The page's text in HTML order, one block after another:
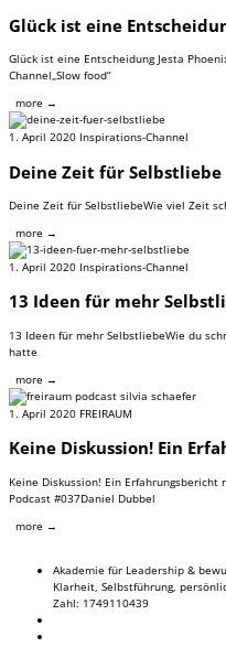
Glück ist eine
Glück ist eine Entscheidung Jesta
Channel„Slow food“
more →
1. April 2020 Inspirations-Channel
Deine Zeit für Selbstliebe
Deine Zeit für SelbstliebeWie viel Zeit
more →
1. April 2020 Inspirations-Channel
13 Ideen für mehr
13 Ideen für mehr SelbstliebeWie du
hatte
more →
1. April 2020 FREIRAUM
Keine Diskussion! Ein
Keine Diskussion! Ein Erfahrungsbericht
Podcast #037Daniel Dubbel
more →
Akademie für Leadership &
Klarheit, Selbstführung,
Zahl: 1749110439